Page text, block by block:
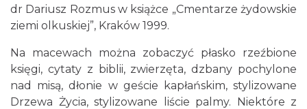
dr Dariusz Rozmus w książce „Cmentarze żydowskie
ziemi olkuskiej”, Kraków 1999.
Na macewach można zobaczyć płasko rzeźbione
księgi, cytaty z biblii, zwierzęta, dzbany pochylone
nad misą, dłonie w geście kapłańskim, stylizowane
Drzewa Życia, stylizowane liście palmy. Niektóre z